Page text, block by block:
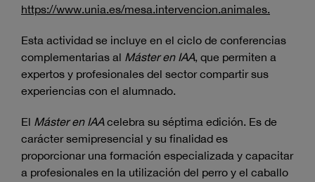
https://www.unia.es/mesa.intervencion.animales.
Esta actividad se incluye en el ciclo de conferencias
complementarias al Máster en IAA, que permiten a
expertos y profesionales del sector compartir sus
experiencias con el alumnado.
El Máster en IAAcelebra su séptima edición. Es de
carácter semipresencial y su finalidad es
proporcionar una formación especializada y capacitar
a profesionales en la utilización del perro y el caballo